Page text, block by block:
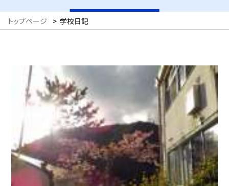
トップページ > 学校日記